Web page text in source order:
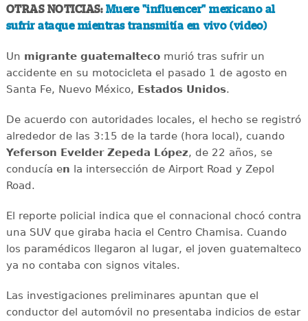
OTRAS NOTICIAS: Muere "influencer" mexicano al
sufrir ataque mientras transmitía en vivo (video)
Un migrante guatemaltecomurió tras sufrir un
accidente en su motocicleta el pasado 1 de agosto en
Santa Fe, Nuevo México, Estados Unidos.
De acuerdo con autoridades locales, el hecho se registró
alrededor de las 3:15 de la tarde (hora local), cuando
Yeferson Evelder Zepeda López, de 22 años, se
conducía en la intersección de Airport Road y Zepol
Road.
El reporte policial indica que el connacional chocó contra
una SUV que giraba hacia el Centro Chamisa. Cuando
los paramédicos llegaron al lugar, el joven guatemalteco
ya no contaba con signos vitales.
Las investigaciones preliminares apuntan que el
conductor del automóvil no presentaba indicios de estar